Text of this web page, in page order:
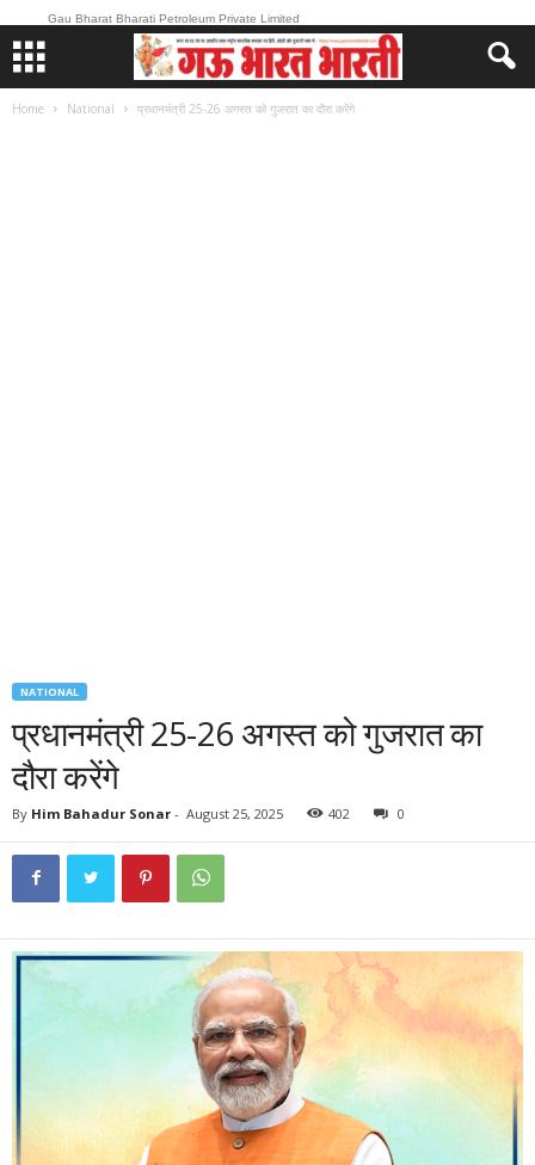
Gau Bharat Bharati Petroleum Private Limited
Home National प्रधानमंत्री 25-26 अगस्त को गुजरात का दौरा करेंगे
NATIONAL
प्रधानमंत्री 25-26 अगस्त को गुजरात का
दौरा करेंगे
By Him Bahadur Sonar - August 25, 2025 402 0